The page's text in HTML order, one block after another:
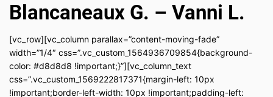
Blancaneaux G. – Vanni L.
[vc_row][vc_column parallax=”content-moving-fade”
width=”1/4″ css=”.vc_custom_1564936709854{background-
color: #d8d8d8 !important;}”][vc_column_text
css=”.vc_custom_1569222817371{margin-left: 10px
!important;border-left-width: 10px !important;padding-left: